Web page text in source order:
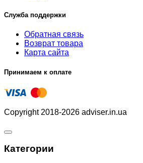
Служба поддержки
Обратная связь
Возврат товара
Карта сайта
Принимаем к оплате
Copyright 2018-2026 adviser.in.ua
Категории